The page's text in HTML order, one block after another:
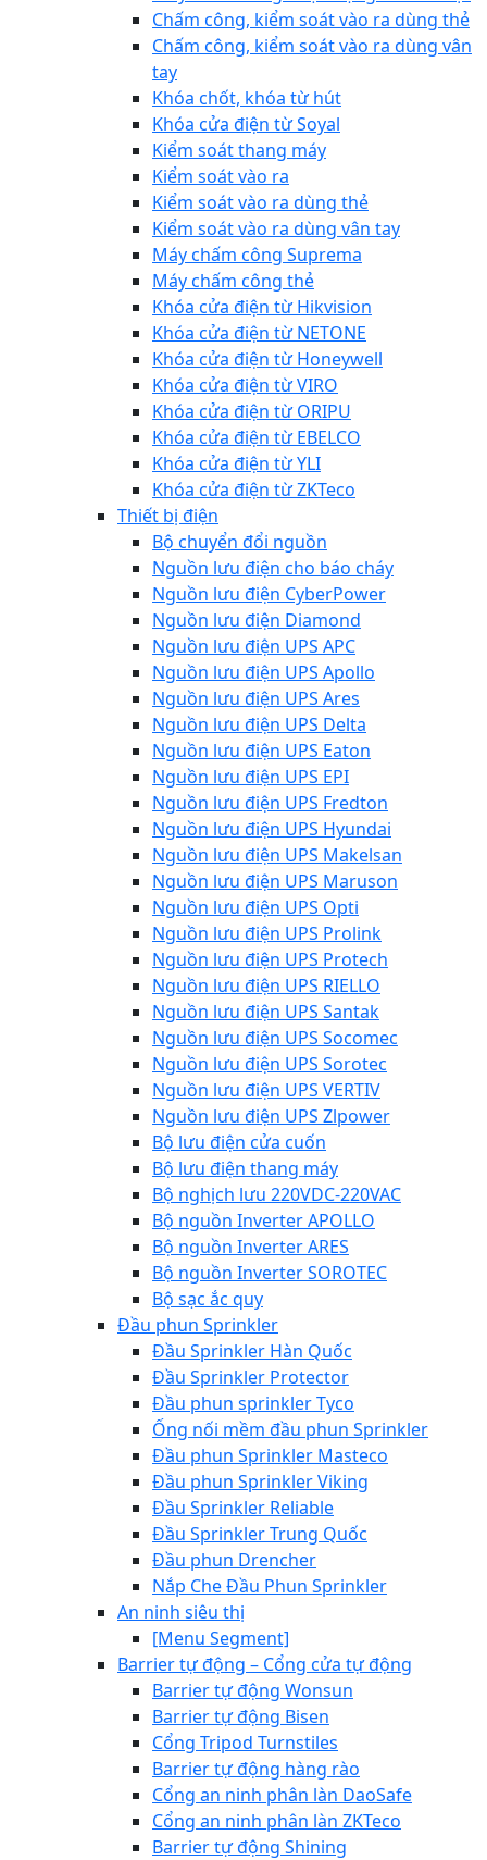
Chấm công, kiểm soát vào ra dùng thẻ
Chấm công, kiểm soát vào ra dùng vân
tay
Khóa chốt, khóa từ hút
Khóa cửa điện từ Soyal
Kiểm soát thang máy
Kiểm soát vào ra
Kiểm soát vào ra dùng thẻ
Kiểm soát vào ra dùng vân tay
Máy chấm công Suprema
Máy chấm công thẻ
Khóa cửa điện từ Hikvision
Khóa cửa điện từ NETONE
Khóa cửa điện từ Honeywell
Khóa cửa điện từ VIRO
Khóa cửa điện từ ORIPU
Khóa cửa điện từ EBELCO
Khóa cửa điện từ YLI
Khóa cửa điện từ ZKTeco
Thiết bị điện
Bộ chuyển đổi nguồn
Nguồn lưu điện cho báo cháy
Nguồn lưu điện CyberPower
Nguồn lưu điện Diamond
Nguồn lưu điện UPS APC
Nguồn lưu điện UPS Apollo
Nguồn lưu điện UPS Ares
Nguồn lưu điện UPS Delta
Nguồn lưu điện UPS Eaton
Nguồn lưu điện UPS EPI
Nguồn lưu điện UPS Fredton
Nguồn lưu điện UPS Hyundai
Nguồn lưu điện UPS Makelsan
Nguồn lưu điện UPS Maruson
Nguồn lưu điện UPS Opti
Nguồn lưu điện UPS Prolink
Nguồn lưu điện UPS Protech
Nguồn lưu điện UPS RIELLO
Nguồn lưu điện UPS Santak
Nguồn lưu điện UPS Socomec
Nguồn lưu điện UPS Sorotec
Nguồn lưu điện UPS VERTIV
Nguồn lưu điện UPS Zlpower
Bộ lưu điện cửa cuốn
Bộ lưu điện thang máy
Bộ nghịch lưu 220VDC-220VAC
Bộ nguồn Inverter APOLLO
Bộ nguồn Inverter ARES
Bộ nguồn Inverter SOROTEC
Bộ sạc ắc quy
Đầu phun Sprinkler
Đầu Sprinkler Hàn Quốc
Đầu Sprinkler Protector
Đầu phun sprinkler Tyco
Ống nối mềm đầu phun Sprinkler
Đầu phun Sprinkler Masteco
Đầu phun Sprinkler Viking
Đầu Sprinkler Reliable
Đầu Sprinkler Trung Quốc
Đầu phun Drencher
Nắp Che Đầu Phun Sprinkler
An ninh siêu thị
[Menu Segment]
Barrier tự động – Cổng cửa tự động
Barrier tự động Wonsun
Barrier tự động Bisen
Cổng Tripod Turnstiles
Barrier tự động hàng rào
Cổng an ninh phân làn DaoSafe
Cổng an ninh phân làn ZKTeco
Barrier tự động Shining